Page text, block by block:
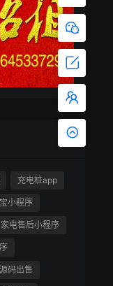
充电桩app
小程序
家电售后小程序
码出售